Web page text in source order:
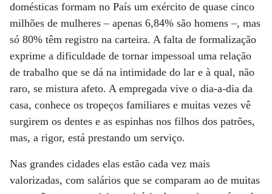
domésticas formam no País um exército de quase cinco
milhões de mulheres – apenas 6,84% são homens –, mas
só 80% têm registro na carteira. A falta de formalização
exprime a dificuldade de tornar impessoal uma relação
de trabalho que se dá na intimidade do lar e à qual, não
raro, se mistura afeto. A empregada vive o dia-a-dia da
casa, conhece os tropeços familiares e muitas vezes vê
surgirem os dentes e as espinhas nos filhos dos patrões,
mas, a rigor, está prestando um serviço.
Nas grandes cidades elas estão cada vez mais
valorizadas, com salários que se comparam ao de muitas